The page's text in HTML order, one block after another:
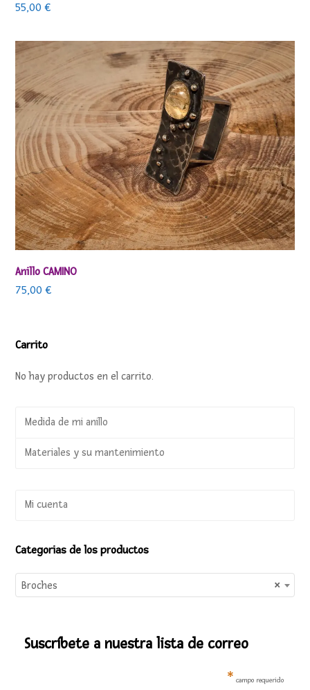
55,00€
Anillo CAMINO
75,00€
Carrito
No hay productos en el carrito.
Medida de mi anillo
Materiales y su mantenimiento
Mi cuenta
Categorias de los productos
×
Broches
Suscríbete a nuestra lista de correo
* campo requerido